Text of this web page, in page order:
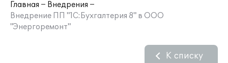
Главная
Внедрения
Внедрение ПП "1С:Бухгалтерия 8" в ООО
"Энергоремонт"
К списку